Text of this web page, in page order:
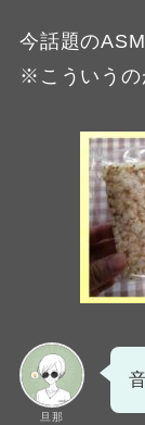
今話題の
※こういうの
旦那